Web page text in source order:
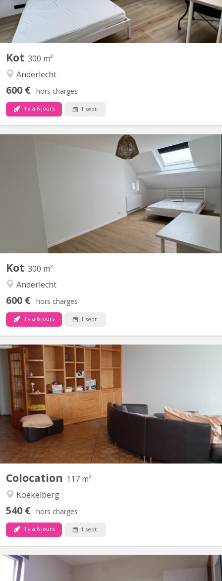
Kot 300 m²
Anderlecht
600 € hors charges
il y a 6 jours 1 sept.
Kot 300 m²
Anderlecht
600 € hors charges
il y a 6 jours 1 sept.
BK 20069
CAMPUS ERASME: Adresse: Groenstraat 10, 1750 Lennik 7
studios d'étudiants à louer dans une villa entièrement rénové -
650€ (tous compris) - Cuisine commune entièrement équipée -
Compris dans les charges: Eau froide, chaude / électricité /
chauffage / Wifi / lave-linge et sèche-linge / Tv -...
Colocation 117 m²
Koekelberg
540 € hors charges
il y a 6 jours 1 sept.
Bonjour, Je propose une chambre meublée dans 1 appartement
en colocation de filles, au 3ème étage d'un immeuble de 5
étages avec ascenseur. L'appartement est situé à Koekelberg
avec à proximité: arrêt de bus STIB 20, 49 et 53 et arrêt de métro
Simonis à 3 arrêts de bus. Priorité aux étudiant(e)s...
BK 9350